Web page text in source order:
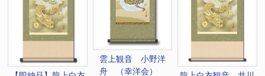
雲上観音 小野洋
舟 （幸洋会）